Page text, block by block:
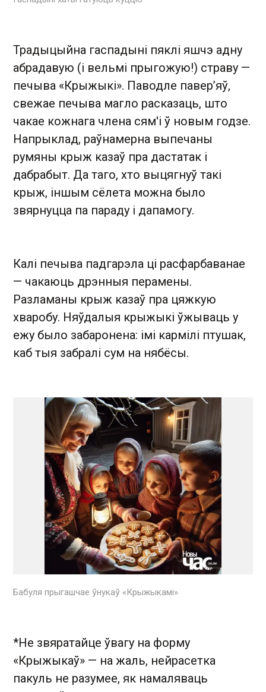
Традыцыйна гаспадыні пяклі яшчэ адну
абрадавую (і вельмі прыгожую!) страву —
печыва «Крыжыкі». Паводле павер’яў,
свежае печыва магло расказаць, што
чакае кожнага члена сям'і ў новым годзе.
Напрыклад, раўнамерна выпечаны
румяны крыж казаў пра дастатак і
дабрабыт. Да таго, хто выцягнуў такі
крыж, іншым сёлета можна было
звярнуцца па параду і дапамогу.
Калі печыва падгарэла ці расфарбаванае
— чакаюць дрэнныя перамены.
Разламаны крыж казаў пра цяжкую
хваробу. Няўдалыя крыжыкі ўжываць у
ежу было забаронена: імі кармілі птушак,
каб тыя забралі сум на нябёсы.
Бабуля прыгашчае ўнукаў «Крыжыкамі»
*Не звяратайце ўвагу на форму
«Крыжыкаў» — на жаль, нейрасетка
пакуль не разумее, як намаляваць